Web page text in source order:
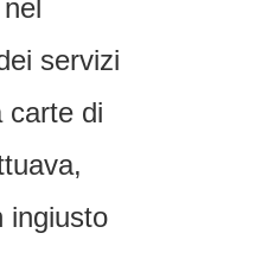
servizi
carte di
ingiusto